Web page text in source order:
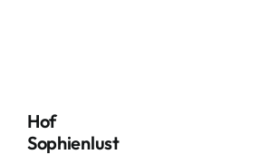
Hof
Sophienlust